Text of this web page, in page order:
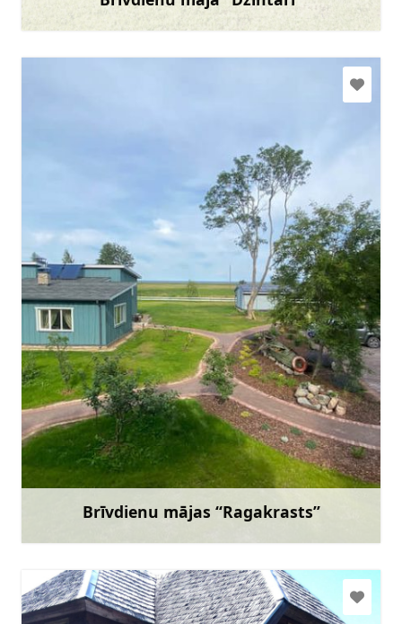
Uzzināt vairāk
Brīvdienu mājas “Ragakrasts”
hartikainga@gmail.com
+371 26678815
Uzzināt vairāk